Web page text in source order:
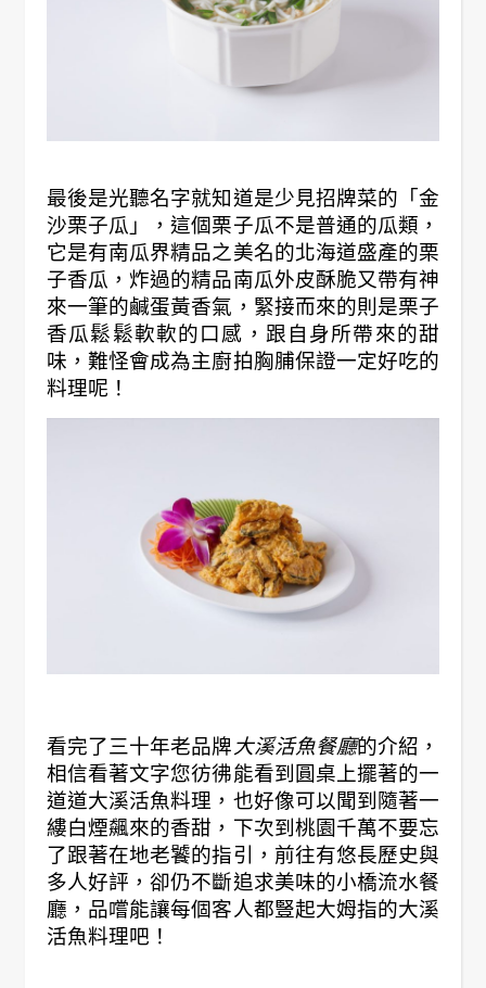
最後是光聽名字就知道是少見招牌菜的「金
沙栗子瓜」，這個栗子瓜不是普通的瓜類，
它是有南瓜界精品之美名的北海道盛產的栗
子香瓜，炸過的精品南瓜外皮酥脆又帶有神
來一筆的鹹蛋黃香氣，緊接而來的則是栗子
香瓜鬆鬆軟軟的口感，跟自身所帶來的甜
味，難怪會成為主廚拍胸脯保證一定好吃的
料理呢！
看完了三十年老品牌大溪活魚餐廳的介紹，
相信看著文字您彷彿能看到圓桌上擺著的一
道道大溪活魚料理，也好像可以聞到隨著一
縷白煙飆來的香甜，下次到桃園千萬不要忘
了跟著在地老饕的指引，前往有悠長歷史與
多人好評，卻仍不斷追求美味的小橋流水餐
廳，品嚐能讓每個客人都豎起大姆指的大溪
活魚料理吧！